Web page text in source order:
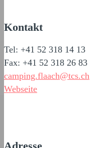
Kontakt
Tel: +41 52 318 14 13
Fax: +41 52 318 26 83
camping.flaach@tcs.ch
Webseite